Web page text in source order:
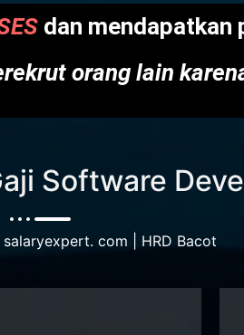
dan mendapatkan
orang lain
Software
com | HRD Bacot